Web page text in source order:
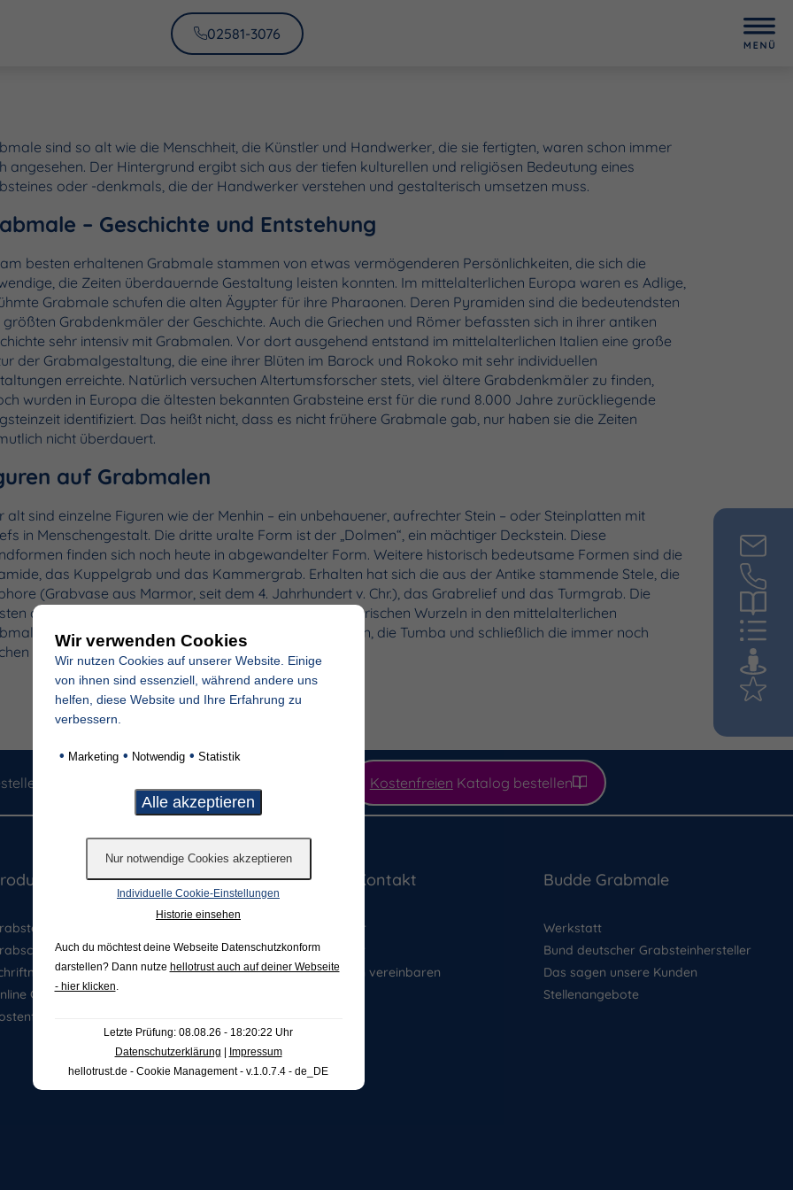
02581-3076
sind so alt wie die Menschheit, die Künstler und Handwerker, die sie fertigten, waren schon immer
angesehen. Der Hintergrund ergibt sich aus der tiefen kulturellen und religiösen Bedeutung eines
oder -denkmals, die der Handwerker verstehen und gestalterisch umsetzen muss.
– Geschichte und Entstehung
besten erhaltenen Grabmale stammen von etwas vermögenderen Persönlichkeiten, die sich die
die Zeiten überdauernde Gestaltung leisten konnten. Im mittelalterlichen Europa waren es Adlige,
Grabmale schufen die alten Ägypter für ihre Pharaonen. Deren Pyramiden sind die bedeutendsten
größten Grabdenkmäler der Geschichte. Auch die Griechen und Römer befassten sich in ihrer antiken
sehr intensiv mit Grabmalen. Vor dort ausgehend entstand im mittelalterlichen Italien eine große
der Grabmalgestaltung, die eine ihrer Blüten im Barock und Rokoko mit sehr individuellen
erreichte. Natürlich versuchen Altertumsforscher stets, viel ältere Grabdenkmäler zu finden,
wurden in Europa die ältesten bekannten Grabsteine erst für die rund 8.000 Jahre zurückliegende
identifiziert. Das heißt nicht, dass es nicht frühere Grabmale gab, nur haben sie die Zeiten
nicht überdauert.
auf Grabmalen
alt sind einzelne Figuren wie der Menhin – ein unbehauener, aufrechter Stein – oder Steinplatten mit
in Menschengestalt. Die dritte uralte Form ist der „Dolmen“, ein mächtiger Deckstein. Diese
finden sich noch heute in abgewandelter Form. Weitere historisch bedeutsame Formen sind die
das Kuppelgrab und das Kammergrab. Erhalten hat sich die aus der Antike stammende Stele, die
(Grabvase aus Marmor, seit dem 4. Jahrhundert v. Chr.), das Grabrelief und das Turmgrab. Die
der heutigen Grabdenkmäler haben indes ihre historischen Wurzeln in den mittelalterlichen
der christlichen Kirchen, darunter die Grabplatten, die Tumba und schließlich die immer noch
Vollplastiken.
Sie jetzt unseren hochwertigen Produktkatalog Kostenfreien Katalog bestellen
& Ausstellung
Grabstein Anfrage
Katalog
Beratung & Kontakt
Ansprechpartner
Kontaktformular
Beratungstermin vereinbaren
Budde Grabmale
Werkstatt
Bund deutscher Grabsteinhersteller
Das sagen unsere Kunden
Stellenangebote
Wir verwenden Cookies
Wir nutzen Cookies auf unserer Website. Einige
von ihnen sind essenziell, während andere uns
helfen, diese Website und Ihre Erfahrung zu
verbessern.
• Marketing • Notwendig • Statistik
Individuelle Cookie-Einstellungen
Historie einsehen
Auch du möchtest deine Webseite Datenschutzkonform
darstellen? Dann nutze hellotrust auch auf deiner Webseite
- hier klicken
Letzte Prüfung: 08.08.26 - 18:20:22 Uhr
Datenschutzerklärung | Impressum
hellotrust.de - Cookie Management - v.1.0.7.4 - de_DE